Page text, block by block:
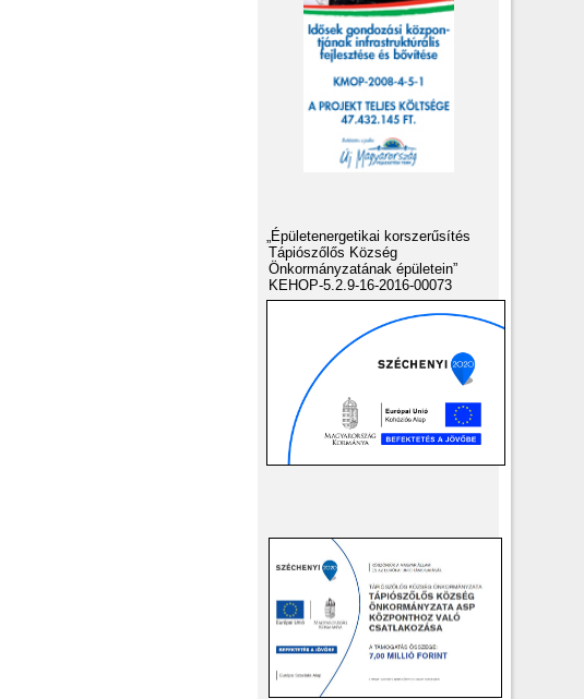
„Épületenergetikai korszerűsítés
Tápiószőlős Község
Önkormányzatának épületein”
KEHOP-5.2.9-16-2016-00073